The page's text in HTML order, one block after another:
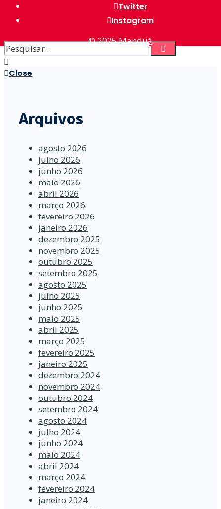
Twitter
Instagram
© 2025Manduá
Close
Arquivos
agosto 2026
julho 2026
junho 2026
maio 2026
abril 2026
março 2026
fevereiro 2026
janeiro 2026
dezembro 2025
novembro 2025
outubro 2025
setembro 2025
agosto 2025
julho 2025
junho 2025
maio 2025
abril 2025
março 2025
fevereiro 2025
janeiro 2025
dezembro 2024
novembro 2024
outubro 2024
setembro 2024
agosto 2024
julho 2024
junho 2024
maio 2024
abril 2024
março 2024
fevereiro 2024
janeiro 2024